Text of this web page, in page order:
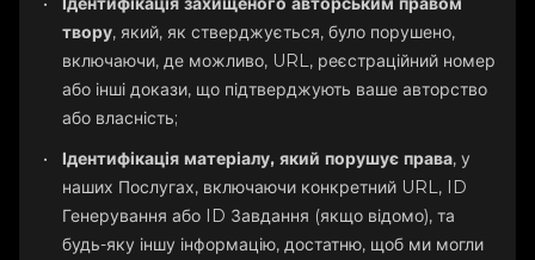
твору, який, як стверджується, було порушено,
включаючи, де можливо, URL, реєстраційний номер
або інші докази, що підтверджують ваше авторство
або власність;
Ідентифікація матеріалу, який порушує права, у
наших Послугах, включаючи конкретний URL, ID
Генерування або ID Завдання (якщо відомо), та
будь-яку іншу інформацію, достатню, щоб ми могли